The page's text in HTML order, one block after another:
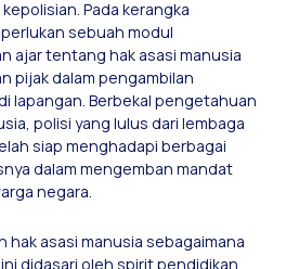
Pada kerangka
sebuah modul
ajar tentang hak asasi manusia
pijak dalam pengambilan
lapangan. Berbekal pengetahuan
polisi yang lulus dari lembaga
siap menghadapi berbagai
dalam mengemban mandat
negara.
hak asasi manusia sebagaimana
didasari oleh spirit pendidikan